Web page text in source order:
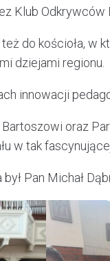
Klub Odkrywców
do kościoła, w
dziejami regionu.
innowacji
Bartoszowi oraz
w tak
Pan Michał